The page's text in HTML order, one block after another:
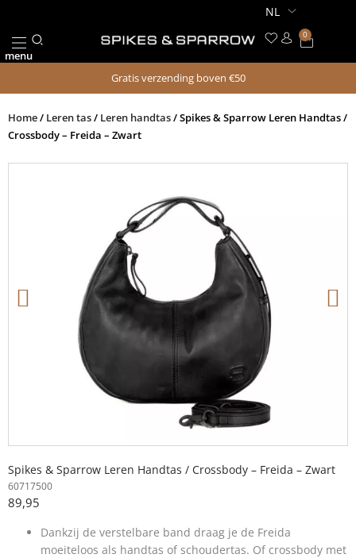
de
inhoud
menu
0
Gratis verzending boven €50
Home/ Leren tas/ Leren handtas/ Spikes & Sparrow Leren Handtas /
Crossbody – Freida – Zwart
Spikes & Sparrow Leren Handtas / Crossbody – Freida – Zwart
60717500
89,95
Dankzij de verstelbare band draag je de Freida
moeiteloos als handtas of schoudertas. Of crossbody met